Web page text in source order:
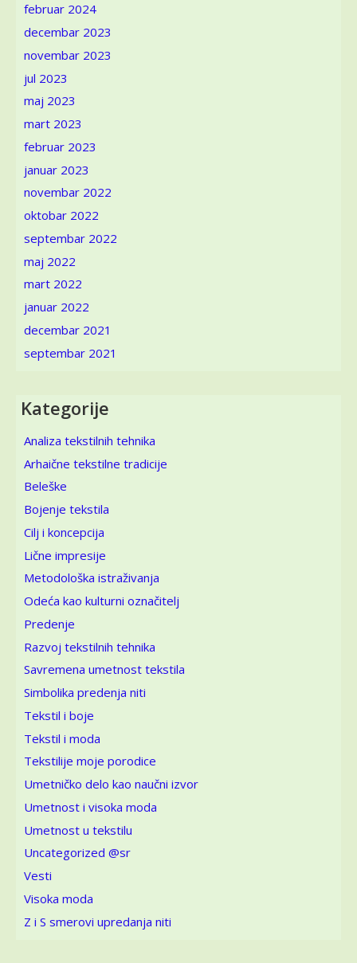
februar 2024
decembar 2023
novembar 2023
jul 2023
maj 2023
mart 2023
februar 2023
januar 2023
novembar 2022
oktobar 2022
septembar 2022
maj 2022
mart 2022
januar 2022
decembar 2021
septembar 2021
Kategorije
Analiza tekstilnih tehnika
Arhaične tekstilne tradicije
Beleške
Bojenje tekstila
Cilj i koncepcija
Lične impresije
Metodološka istraživanja
Odeća kao kulturni označitelj
Predenje
Razvoj tekstilnih tehnika
Savremena umetnost tekstila
Simbolika predenja niti
Tekstil i boje
Tekstil i moda
Tekstilije moje porodice
Umetničko delo kao naučni izvor
Umetnost i visoka moda
Umetnost u tekstilu
Uncategorized @sr
Vesti
Visoka moda
Z i S smerovi upredanja niti